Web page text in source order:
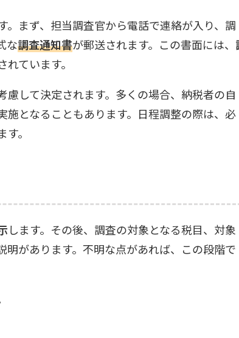
。まず、担当調査官から電話で連絡が入り、調
な調査通知書が郵送されます。この書面には、
ています。
して決定されます。多くの場合、納税者の自
となることもあります。日程調整の際は、必
。
します。その後、調査の対象となる税目、対象
があります。不明な点があれば、この段階で